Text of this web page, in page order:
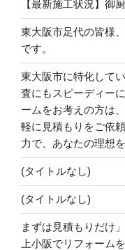
【最新施工状況】御
東大阪市足代の皆様
です。
東大阪市に特化して
査にもスピーディー
ームをお考えの方は
軽に見積もりをご依
力で、あなたの理想
(タイトルなし)
(タイトルなし)
まずは見積もりだけ
上小阪でリフォーム